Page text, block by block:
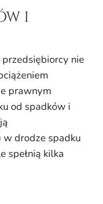
i
nie
prawnym
od spadków i
drodze spadku
spełnią kilka